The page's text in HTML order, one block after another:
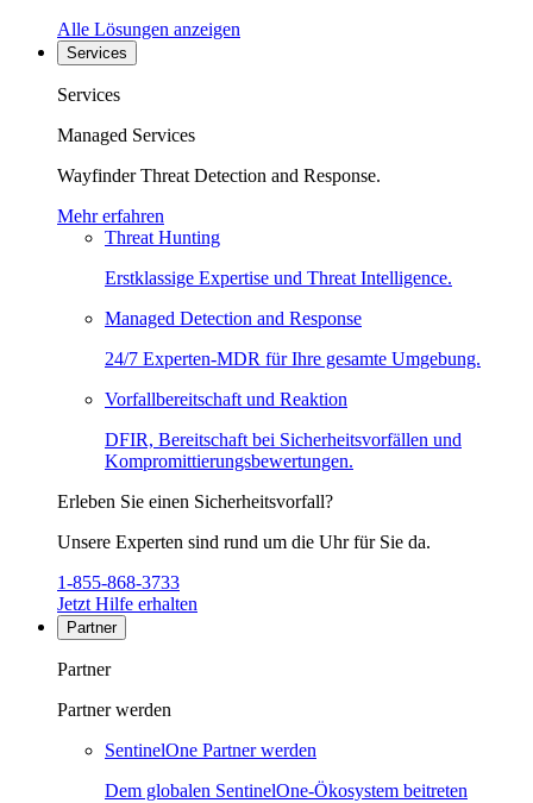
Alle Lösungen anzeigen
Services
Services
Managed Services
Wayfinder Threat Detection and Response.
Mehr erfahren
Threat Hunting
Erstklassige Expertise und Threat Intelligence.
Managed Detection and Response
24/7 Experten-MDR für Ihre gesamte Umgebung.
Vorfallbereitschaft und Reaktion
DFIR, Bereitschaft bei Sicherheitsvorfällen und
Kompromittierungsbewertungen.
Erleben Sie einen Sicherheitsvorfall?
Unsere Experten sind rund um die Uhr für Sie da.
1-855-868-3733
Jetzt Hilfe erhalten
Partner
Partner
Partner werden
SentinelOne Partner werden
Dem globalen SentinelOne-Ökosystem beitreten